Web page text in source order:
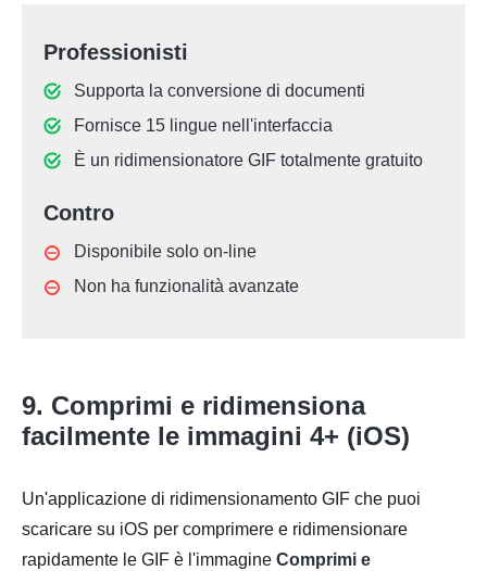
Professionisti
Supporta la conversione di documenti
Fornisce 15 lingue nell'interfaccia
È un ridimensionatore GIF totalmente gratuito
Contro
Disponibile solo on-line
Non ha funzionalità avanzate
9. Comprimi e ridimensiona
facilmente le immagini 4+ (iOS)
Un'applicazione di ridimensionamento GIF che puoi
scaricare su iOS per comprimere e ridimensionare
rapidamente le GIF è l'immagine Comprimi e